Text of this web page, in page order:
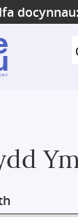
docynnau: